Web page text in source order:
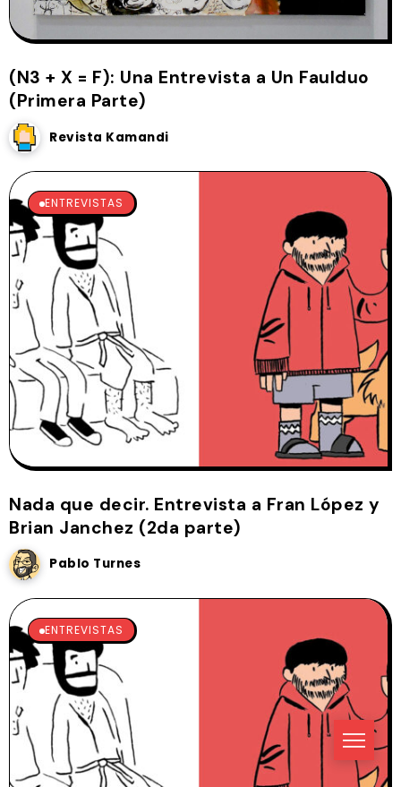
(N3 + X = F): Una Entrevista a Un Faulduo
(Primera Parte)
Revista Kamandi
ENTREVISTAS
Nada que decir. Entrevista a Fran López y
Brian Janchez (2da parte)
Pablo Turnes
ENTREVISTAS